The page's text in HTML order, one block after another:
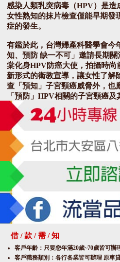
感染人類乳突病毒（HPV）是造
女性熟知的抹片檢查僅能早期發
症的發生。
有鑑於此，台灣婦產科醫學會今
知、預防 缺一不可」邀請長期
棠化身HPV防癌大使，拍攝時尚
新形式的衛教宣導，讓女性了解
查「預知」子宮頸癌威脅外，也
「預防」HPV相關的子宮頸癌及
感染過HPV 罹患子宮頸癌風險
台灣自民國84年推動子宮頸癌預
生率及死亡率雖已逐年下降，但
生率及死亡率前十。
由於超過九成子宮頸癌與HPV持
免HPV感染尤為重要。黃建霈醫
分的HPV感染會自行清除，但若
HPV且體內機制無法自行清除的
險將會增加數十倍甚至百倍。即
變局部治療的婦女，再次罹患子
高2-4倍」。
另外，根據109年子宮頸癌篩檢
借 / 款 / 需 / 知
客戶年齡：只要您年滿20歲~70歲皆可辦
客戶職務類別：各行各業皆可辦理 原車